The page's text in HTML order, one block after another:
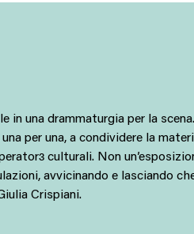
in una drammaturgia per la
per una, a condividere la
culturali. Non
avvicinando e lasciando
Crispiani.